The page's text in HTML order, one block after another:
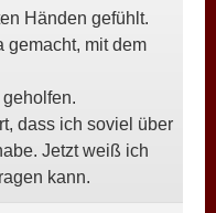
Händen gefühlt.
gemacht, mit dem
dass ich soviel über
Jetzt weiß ich
kann.